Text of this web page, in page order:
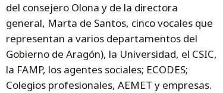
del consejero Olona y de la directora
general, Marta de Santos, cinco vocales que
representan a varios departamentos del
Gobierno de Aragón), la Universidad, el CSIC,
la FAMP, los agentes sociales; ECODES;
Colegios profesionales, AEMET y empresas.